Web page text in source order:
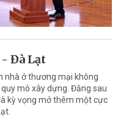
Đà Lạt
nhà ở thương mại không
mô xây dựng. Đằng sau
kỳ vọng mở thêm một cực